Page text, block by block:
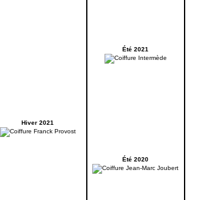
Hiver 2021
Été 2021
Été 2020